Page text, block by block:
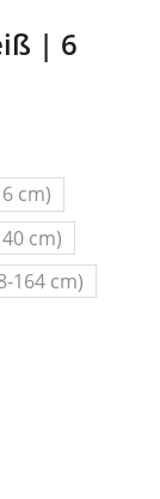
| 6
cm)
cm)
164 cm)